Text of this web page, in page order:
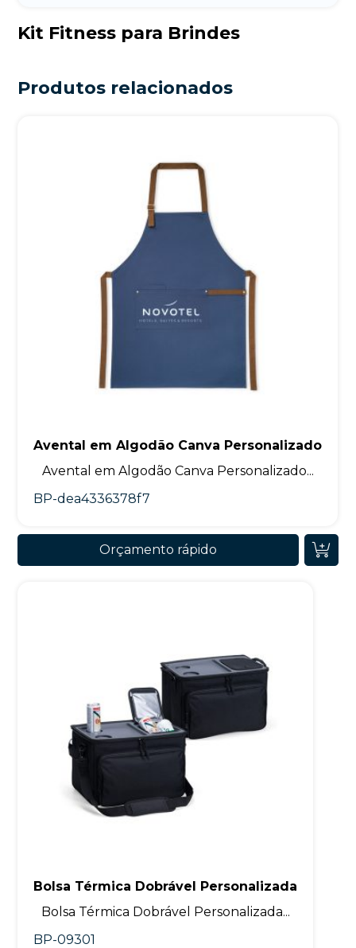
Kit Fitness para Brindes
Produtos relacionados
Avental em Algodão Canva Personalizado
Avental em Algodão Canva Personalizado...
BP-dea4336378f7
Orçamento rápido
Bolsa Térmica Dobrável Personalizada
Bolsa Térmica Dobrável Personalizada...
BP-09301